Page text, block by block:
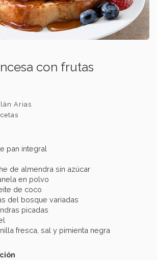
con frutas
Arias
pan integral
de almendra sin azúcar
en polvo
de coco
del bosque variadas
picadas
fresca, sal y pimienta negra